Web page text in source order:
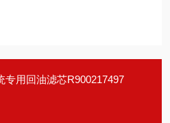
专用回油滤芯R900217497